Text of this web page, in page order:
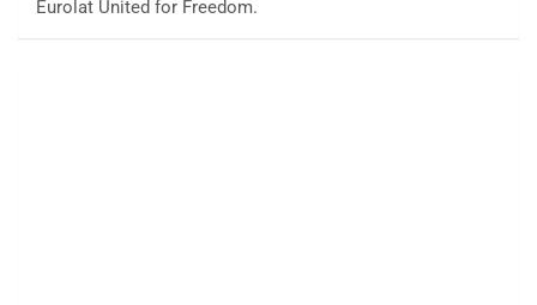
Eurolat United for Freedom.